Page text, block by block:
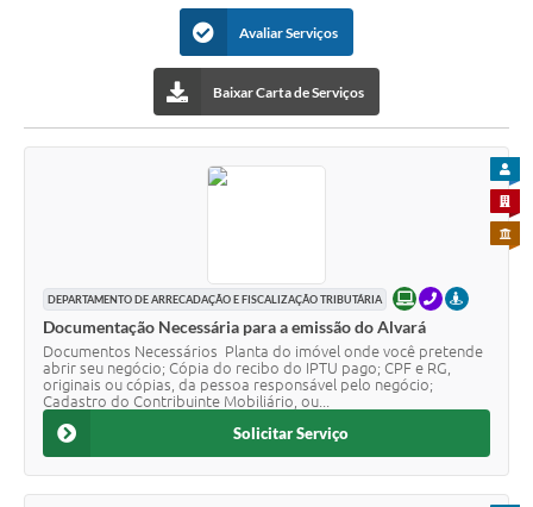
Editais
Serviços Online
Telefones Úteis
Enquete
Avaliar Serviços
Baixar Carta de Serviços
DEPARTAMENTO DE ARRECADAÇÃO E FISCALIZAÇÃO TRIBUTÁRIA ONLINETELEFONE
Documentação Necessária para a emissão do Alvará
Documentos Necessários Planta do imóvel onde você pretende
abrir seu negócio; Cópia do recibo do IPTU pago; CPF e RG,
originais ou cópias, da pessoa responsável pelo negócio;
Cadastro do Contribuinte Mobiliário, ou...
PARA
PARA
Solicitar Serviço